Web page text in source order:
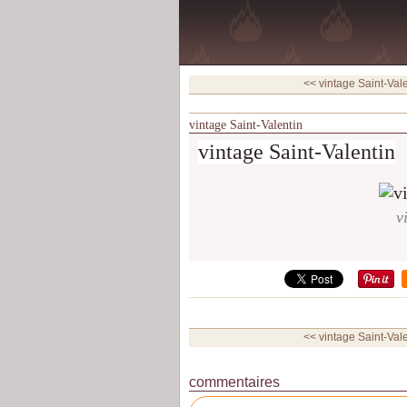
<< vintage Saint-
vintage Saint-Valentin
vintage Saint-Valentin
<< vintage Saint-
commentaires